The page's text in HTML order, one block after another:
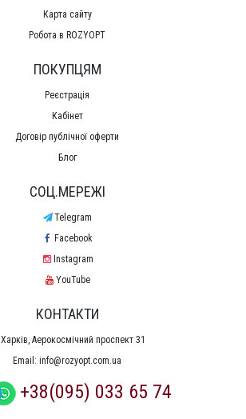
Карта сайту
Робота в ROZYOPT
ПОКУПЦЯМ
Реєстрація
Кабінет
Договір публічної оферти
Блог
СОЦ.МЕРЕЖІ
Telegram
Facebook
Instagram
YouTube
КОНТАКТИ
Аерокосмічний проспект 31
Email: info@rozyopt.com.ua
+38(095) 033 65 74